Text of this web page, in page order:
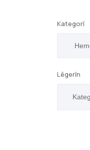
Kategorî
Lêgerîn